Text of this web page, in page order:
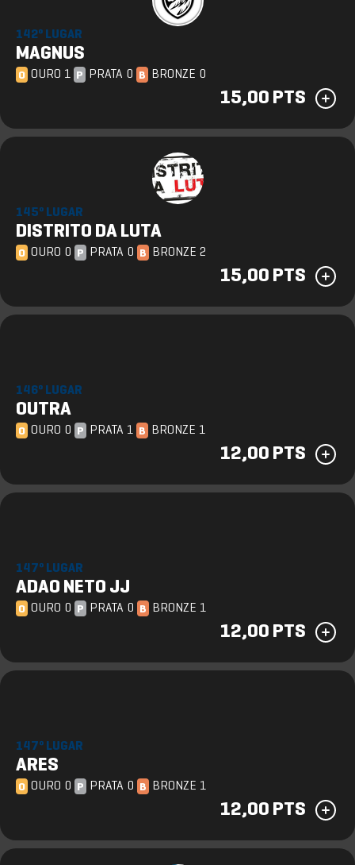
142º LUGAR
MAGNUS
O OURO 1 P PRATA 0 B BRONZE 0
15,00 PTS
145º LUGAR
DISTRITO DA LUTA
O OURO 0 P PRATA 0 B BRONZE 2
15,00 PTS
146º LUGAR
OUTRA
O OURO 0 P PRATA 1 B BRONZE 1
12,00 PTS
147º LUGAR
ADAO NETO JJ
O OURO 0 P PRATA 0 B BRONZE 1
12,00 PTS
147º LUGAR
ARES
O OURO 0 P PRATA 0 B BRONZE 1
12,00 PTS